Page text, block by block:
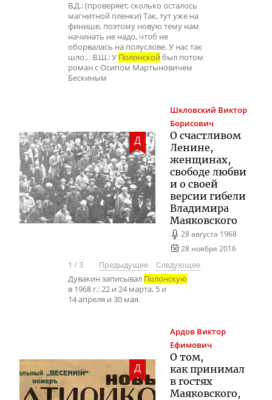
В.Д.: (проверяет, сколько осталось
магнитной пленки) Так, тут уже на
финише, поэтому новую тему нам
начинать не надо, чтоб не
оборвалась на полуслове. У нас так
шло… В.Ш.: У Полонской был потом
роман с Осипом Мартыновичем
Бескиным
Д
Шкловский Виктор
Борисович
О счастливом
Ленине,
женщинах,
свободе любви
и о своей
версии гибели
Владимира
Маяковского
28 августа 1968
28 ноября 2016
1 /3 Предыдущее
Следующее
Дувакин записывал Полонскую
в 1968 г.: 22 и 24 марта, 5 и
14 апреля и 30 мая.
Д
Ардов Виктор
Ефимович
О том,
как принимал
в гостях
Маяковского,